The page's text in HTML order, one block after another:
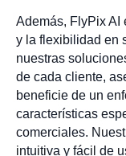
Además, FlyPix AI
y la flexibilidad en
nuestras
de cada cliente,
beneficie de un
características
comerciales.
intuitiva y fácil de